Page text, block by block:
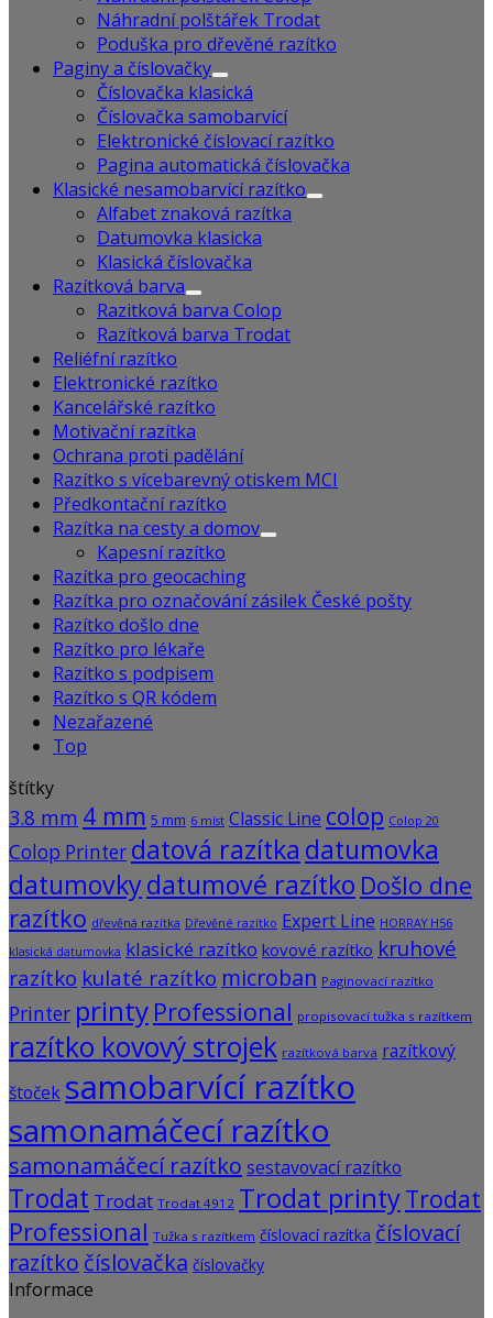
Náhradní polštářek Trodat
Poduška pro dřevěné razítko
Paginy a číslovačky
Číslovačka klasická
Číslovačka samobarvící
Elektronické číslovací razítko
Pagina automatická číslovačka
Klasické nesamobarvící razítko
Alfabet znaková razítka
Datumovka klasicka
Klasická číslovačka
Razítková barva
Razitková barva Colop
Razítková barva Trodat
Reliéfní razítko
Elektronické razítko
Kancelářské razítko
Motivační razítka
Ochrana proti padělání
Razítko s vícebarevný otiskem MCI
Předkontační razítko
Razítka na cesty a domov
Kapesní razítko
Razítka pro geocaching
Razítka pro označování zásilek České pošty
Razítko došlo dne
Razítko pro lékaře
Razítko s podpisem
Razítko s QR kódem
Nezařazené
Top
štítky
3.8 mm 4 mm 5 mm 6 míst Classic Line colop Colop 20
Colop Printer datová razítka datumovka
datumovkydatumové razítko Došlo dne
razítko dřevěná razítka Dřevěné razítko Expert Line HORRAY H56
klasická datumovka klasické razítko kovové razítko kruhové
razítko kulaté razítko microban Paginovací razítko
Printer printy Professional propisovací tužka s razítkem
razítko kovový strojek razítková barva razítkový
štoček samobarvící razítko
samonamáčecí razítko
samonamáčecí razítko sestavovací razítko
Trodat Trodat Trodat 4912 Trodat printyTrodat
Professional Tužka s razítkem číslovací razítka číslovací
razítko číslovačka číslovačky
Informace